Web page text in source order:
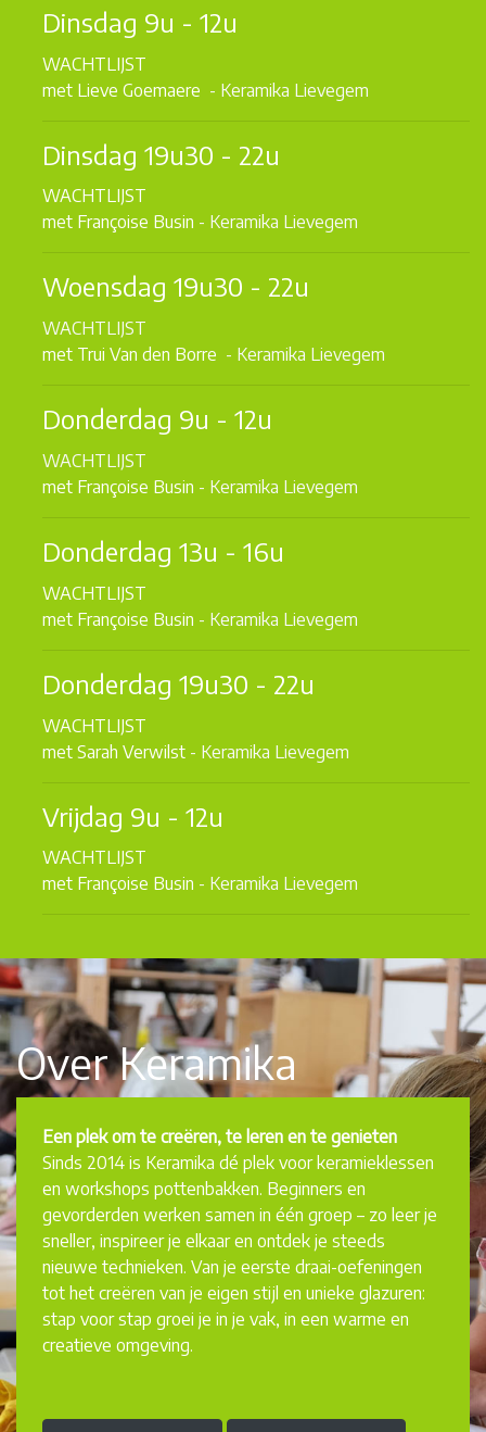
Dinsdag 9u - 12u
WACHTLIJST
met Lieve Goemaere - Keramika Lievegem
Dinsdag 19u30 - 22u
WACHTLIJST
met Françoise Busin - Keramika Lievegem
Woensdag 19u30 - 22u
WACHTLIJST
met Trui Van den Borre - Keramika Lievegem
Donderdag 9u - 12u
WACHTLIJST
met Françoise Busin - Keramika Lievegem
Donderdag 13u - 16u
WACHTLIJST
met Françoise Busin - Keramika Lievegem
Donderdag 19u30 - 22u
WACHTLIJST
met Sarah Verwilst - Keramika Lievegem
Vrijdag 9u - 12u
WACHTLIJST
met Françoise Busin - Keramika Lievegem
Over Keramika
Een plek om te creëren, te leren en te genieten
Sinds 2014 is Keramika dé plek voor keramieklessen
en workshops pottenbakken. Beginners en
gevorderden werken samen in één groep – zo leer je
sneller, inspireer je elkaar en ontdek je steeds
nieuwe technieken. Van je eerste draai-oefeningen
tot het creëren van je eigen stijl en unieke glazuren:
stap voor stap groei je in je vak, in een warme en
creatieve omgeving.